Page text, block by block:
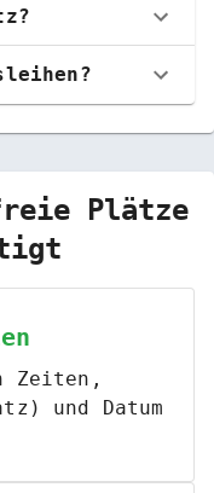
Plätze
Zeiten,
und Datum